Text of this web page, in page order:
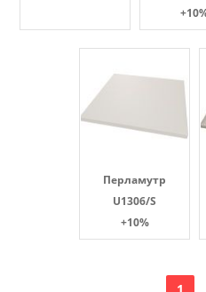
Перламутр
U1306/S
+10%